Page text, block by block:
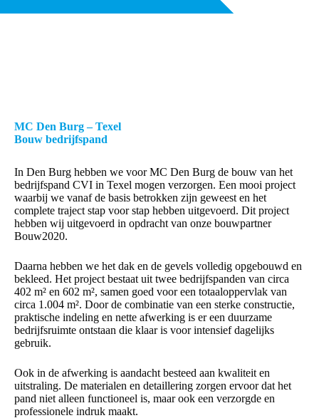
MC Den Burg – Texel
Bouw bedrijfspand
In Den Burg hebben we voor MC Den Burg de bouw van het
bedrijfspand CVI in Texel mogen verzorgen. Een mooi project
waarbij we vanaf de basis betrokken zijn geweest en het
complete traject stap voor stap hebben uitgevoerd. Dit project
hebben wij uitgevoerd in opdracht van onze bouwpartner
Bouw2020.
Daarna hebben we het dak en de gevels volledig opgebouwd en
bekleed. Het project bestaat uit twee bedrijfspanden van circa
402 m² en 602 m², samen goed voor een totaaloppervlak van
circa 1.004 m². Door de combinatie van een sterke constructie,
praktische indeling en nette afwerking is er een duurzame
bedrijfsruimte ontstaan die klaar is voor intensief dagelijks
gebruik.
Ook in de afwerking is aandacht besteed aan kwaliteit en
uitstraling. De materialen en detaillering zorgen ervoor dat het
pand niet alleen functioneel is, maar ook een verzorgde en
professionele indruk maakt.